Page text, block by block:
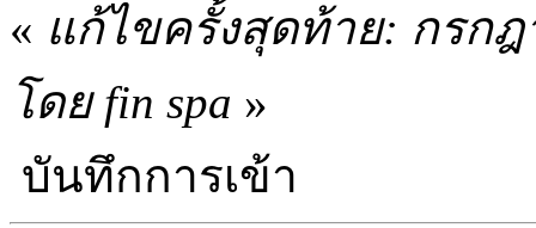
« แก้ไขครั้งสุดท้าย: กรกฎ
โดย fin spa »
บันทึกการเข้า